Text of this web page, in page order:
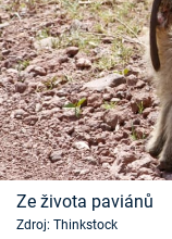
Ze života paviánů
Zdroj: Thinkstock